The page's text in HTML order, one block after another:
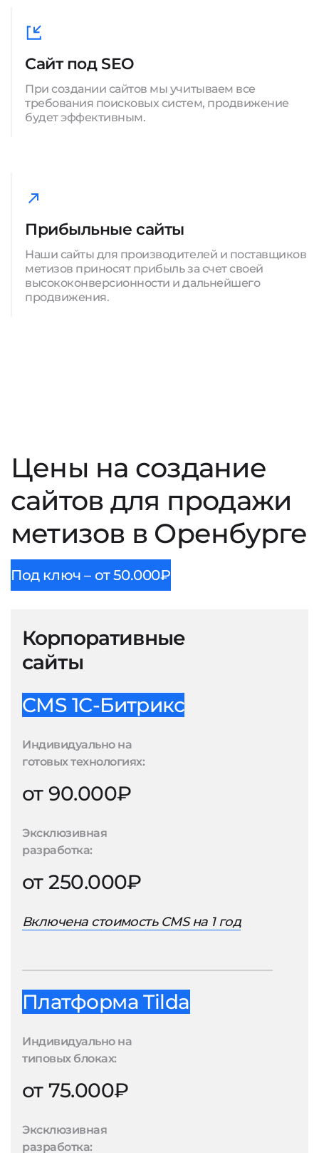
Сайт под SEO
При создании сайтов мы учитываем все
требования поисковых систем, продвижение
будет эффективным.
Прибыльные сайты
Наши сайты для производителей и поставщиков
метизов приносят прибыль за счет своей
высококонверсионности и дальнейшего
продвижения.
Цены на создание
сайтов для продажи
метизов в Оренбурге
Под ключ – от 50.000₽
Корпоративные
сайты
CMS 1С-Битрикс
Индивидуально на
готовых технологиях:
от 90.000₽
Эксклюзивная
разработка:
от 250.000₽
Включена стоимость CMS на 1 год
Платформа Tilda
Индивидуально на
типовых блоках:
от 75.000₽
Эксклюзивная
разработка: